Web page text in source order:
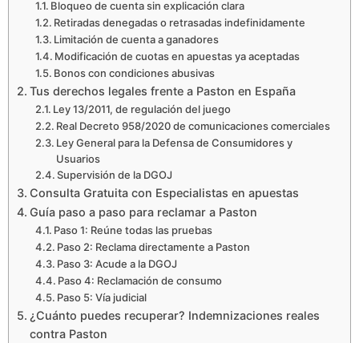
Bloqueo de cuenta sin explicación clara
Retiradas denegadas o retrasadas indefinidamente
Limitación de cuenta a ganadores
Modificación de cuotas en apuestas ya aceptadas
Bonos con condiciones abusivas
Tus derechos legales frente a Paston en España
Ley 13/2011, de regulación del juego
Real Decreto 958/2020 de comunicaciones comerciales
Ley General para la Defensa de Consumidores y
Usuarios
Supervisión de la DGOJ
Consulta Gratuita con Especialistas en apuestas
Guía paso a paso para reclamar a Paston
Paso 1: Reúne todas las pruebas
Paso 2: Reclama directamente a Paston
Paso 3: Acude a la DGOJ
Paso 4: Reclamación de consumo
Paso 5: Vía judicial
¿Cuánto puedes recuperar? Indemnizaciones reales
contra Paston